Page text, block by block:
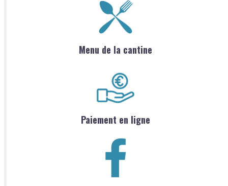
Menu de la cantine
Paiement en ligne